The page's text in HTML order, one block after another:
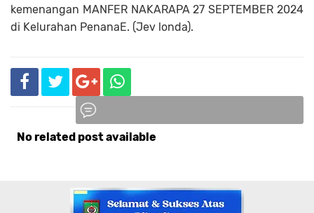
kemenangan MANFER NAKARAPA 27 SEPTEMBER 2024
di Kelurahan PenanaE. (Jev londa).
No related post available